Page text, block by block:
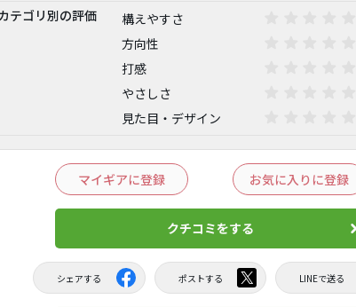
テゴリ別の評価
構えやすさ
方向性
打感
やさしさ
見た目・デザイン
マイギアに登録 お気に入りに登録
クチコミをする
シェアする ポストする LINEで送る